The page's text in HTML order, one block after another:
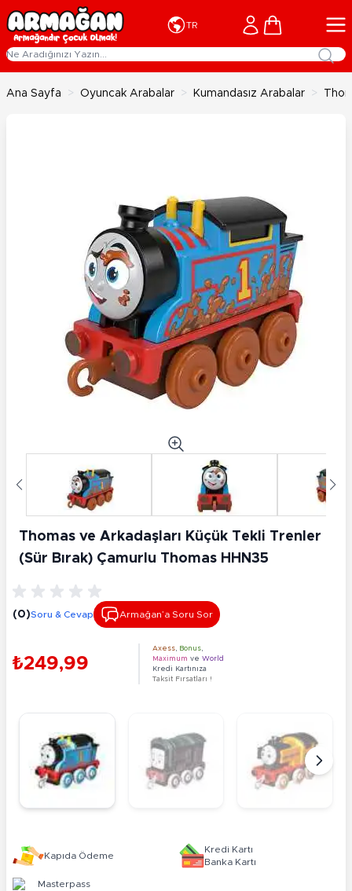
İçeriğe geç
TR Cart
Ana Sayfa > Oyuncak Arabalar > Kumandasız Arabalar >
Thomas ve Arkadaşları Küçük Tekli Trenler
(Sür Bırak) Çamurlu Thomas HHN35
(0)Soru & Cevap Armağan’a Soru Sor
₺249,99
Axess Bonus
Maximum ve World
Kredi Kartınıza
Taksit Fırsatları !
Kapıda Ödeme
Kredi Kartı
Banka Kartı
Masterpass